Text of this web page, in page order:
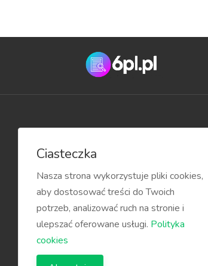
Ciasteczka
Nasza strona wykorzystuje pliki cookies,
aby dostosować treści do Twoich
potrzeb, analizować ruch na stronie i
ulepszać oferowane usługi. Polityka
cookies